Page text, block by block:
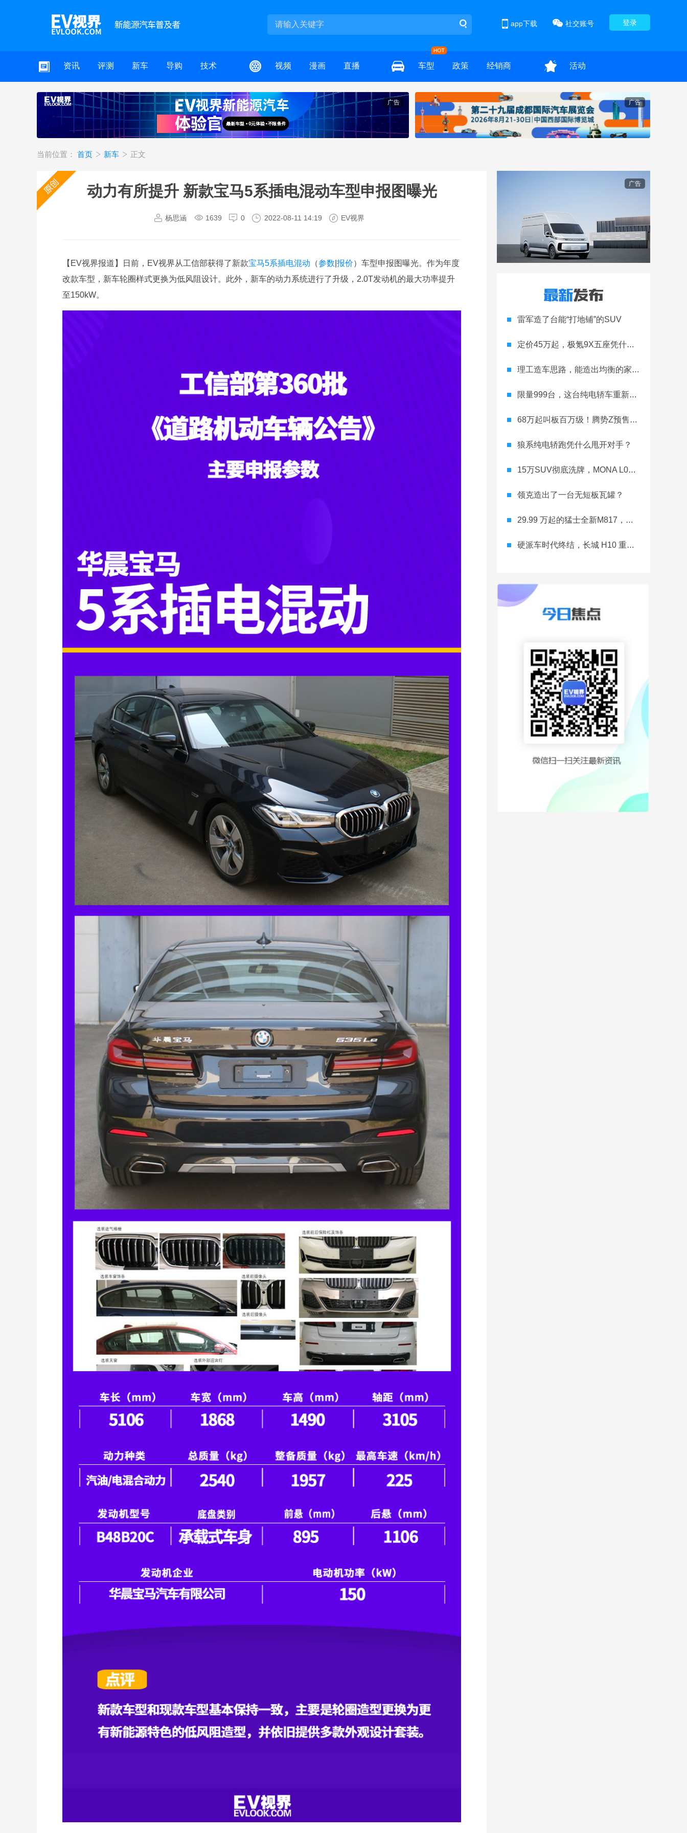
登录
社交账号
app下载
资讯 评测 新车 导购 技术 视频 漫画 直播 车型 政策 经销商 活动
广告 广告
当前位置： 首页 新车 正文
动力有所提升 新款宝马5系插电混动车型申报图曝光
杨思涵 1639 0 2022-08-11 14:19 EV视界
【EV视界报道】日前，EV视界从工信部获得了新款宝马5系插电混动 （参数 报价）车型申报图曝光。作为年度
改款车型，新车轮圈样式更换为低风阻设计。此外，新车的动力系统进行了升级，2.0T发动机的最大功率提升
至150kW。
广告
雷军造了台能“打地铺”的SUV
定价45万起，极氪9X五座凭什么领跑高端
理工造车思路，能造出均衡的家用轿跑吗
限量999台，这台纯电轿车重新定义运动家用
68万起叫板百万级！腾势Z预售开启
狼系纯电轿跑凭什么甩开对手？
15万SUV彻底洗牌，MONA L03直接降维打击
领克造出了一台无短板瓦罐？
29.99 万起的猛士全新M817，从此越野不靠老司机
硬派车时代终结，长城 H10 重新洗牌